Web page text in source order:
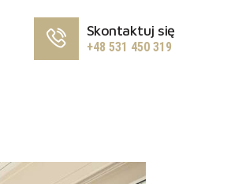
Skontaktuj się
+48 531 450 319